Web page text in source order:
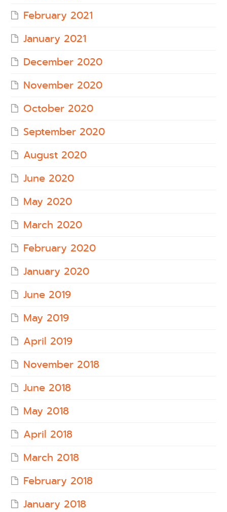
February 2021
January 2021
December 2020
November 2020
October 2020
September 2020
August 2020
June 2020
May 2020
March 2020
February 2020
January 2020
June 2019
May 2019
April 2019
November 2018
June 2018
May 2018
April 2018
March 2018
February 2018
January 2018